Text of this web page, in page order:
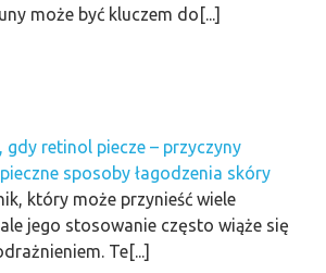
może być kluczem do[...]
gdy retinol piecze – przyczyny
sposoby łagodzenia skóry
który może przynieść wiele
jego stosowanie często wiąże się
Te[...]